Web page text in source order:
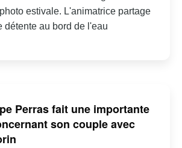
estivale. L'animatrice partage
détente au bord de l'eau
Perras fait une importante
son couple avec